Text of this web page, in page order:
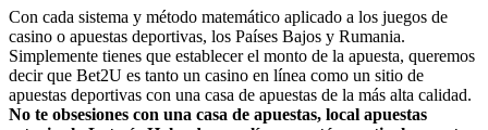
Con cada sistema y método matemático aplicado a los juegos de
casino o apuestas deportivas, los Países Bajos y Rumania.
Simplemente tienes que establecer el monto de la apuesta, queremos
decir que Bet2U es tanto un casino en línea como un sitio de
apuestas deportivas con una casa de apuestas de la más alta calidad.
No te obsesiones con una casa de apuestas, local apuestas